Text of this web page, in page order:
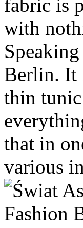
fabric is
with
Berlin. It
thin
that in
various